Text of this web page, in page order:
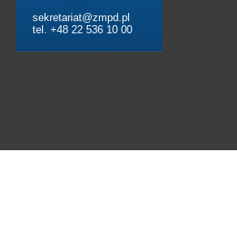
sekretariat@zmpd.pl
tel. +48 22 536 10 00